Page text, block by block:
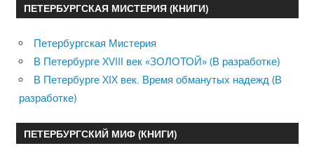
ПЕТЕРБУРГСКАЯ МИСТЕРИЯ (КНИГИ)
Петербургская Мистерия
В Петербурге XVIII век «ЗОЛОТОЙ» (В разработке)
В Петербурге XIX век. Время обманутых надежд (В
разработке)
ПЕТЕРБУРГСКИЙ МИФ (КНИГИ)